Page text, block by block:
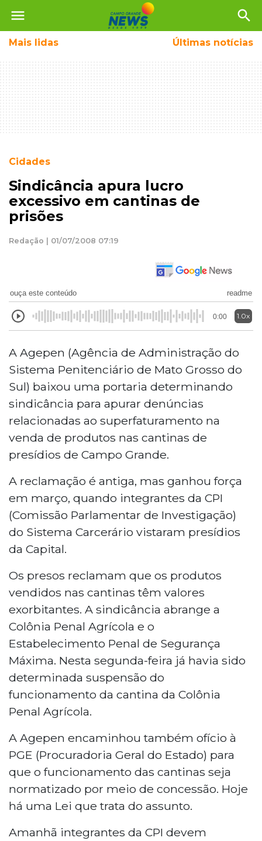
menu search
Mais lidas Últimas notícias
Cidades
Sindicância apura lucro
excessivo em cantinas de
prisões
Redação | 01/07/2008 07:19
ouça este conteúdo readme
0:00 1.0x
A Agepen (Agência de Administração do
Sistema Penitenciário de Mato Grosso do
Sul) baixou uma portaria determinando
sindicância para apurar denúncias
relacionadas ao superfaturamento na
venda de produtos nas cantinas de
presídios de Campo Grande.
A reclamação é antiga, mas ganhou força
em março, quando integrantes da CPI
(Comissão Parlamentar de Investigação)
do Sistema Carcerário vistaram presídios
da Capital.
Os presos reclamam que os produtos
vendidos nas cantinas têm valores
exorbitantes. A sindicância abrange a
Colônia Penal Agrícola e o
Estabelecimento Penal de Segurança
Máxima. Nesta segunda-feira já havia sido
determinada suspensão do
funcionamento da cantina da Colônia
Penal Agrícola.
A Agepen encaminhou também ofício à
PGE (Procuradoria Geral do Estado) para
que o funcionamento das cantinas seja
normatizado por meio de concessão. Hoje
há uma Lei que trata do assunto.
Amanhã integrantes da CPI devem